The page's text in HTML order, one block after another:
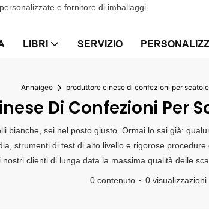
e fornitore di imballaggi
LIBRI SERVIZIO
Annaigee produttore cinese di confezioni per
Di Confezioni Per
bianche, sei nel posto giusto. Ormai lo sai già:
strumenti di test di alto livello e rigorose
nostri clienti di lunga data la massima qualità delle
0 contenuto 0 visualizzazioni